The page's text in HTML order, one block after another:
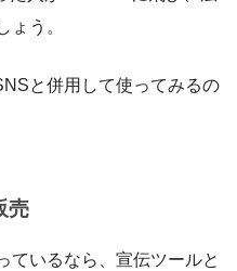
ょう。
と併用して使ってみるの
売
ているなら、宣伝ツールと